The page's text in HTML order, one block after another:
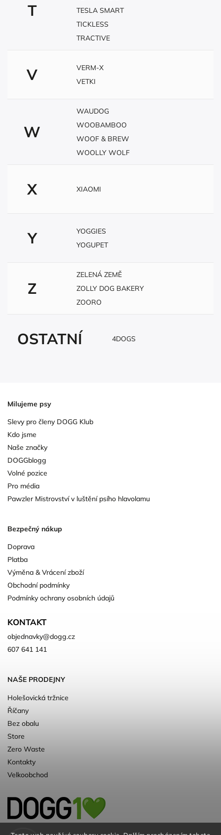
T
TESLA SMART
TICKLESS
TRACTIVE
V
VERM-X
VETKI
W
WAUDOG
WOOBAMBOO
WOOF & BREW
WOOLLY WOLF
X XIAOMI
Y
YOGGIES
YOGUPET
Z
ZELENÁ ZEMĚ
ZOLLY DOG BAKERY
ZOORO
OSTATNÍ 4DOGS
Milujeme psy
Slevy pro členy DOGG Klub
Kdo jsme
Naše značky
DOGGblogg
Volné pozice
Pro média
Pawzler Mistrovství v luštění psího hlavolamu
Bezpečný nákup
Doprava
Platba
Výměna & Vrácení zboží
Obchodní podmínky
Podmínky ochrany osobních údajů
KONTAKT
objednavky@dogg.cz
607 641 141
NAŠE PRODEJNY
Holešovická tržnice
Říčany
Bez obalu
Store
Zero Waste
Kontakty
Velkoobchod